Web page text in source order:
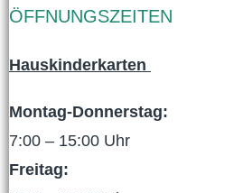
ÖFFNUNGSZEITEN
Hauskinderkarten
Montag-Donnerstag:
7:00 – 15:00 Uhr
Freitag: